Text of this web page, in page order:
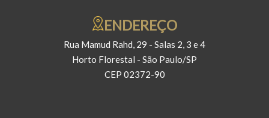
ENDEREÇO
Rua Mamud Rahd, 29 - Salas 2, 3 e 4
Horto Florestal - São Paulo/SP
CEP 02372-90